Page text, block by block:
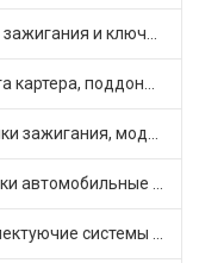
Замки зажигания и ключи (14)
Защита картера, поддона, КПП (2)
Катушки зажигания, модули зажигания (15)
Коврики автомобильные (5)
Комплектуючие системы стеклоочистителя (6)